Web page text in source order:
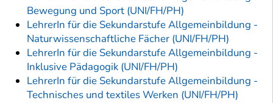
Bewegung und Sport (UNI/FH/PH)
LehrerIn für die Sekundarstufe Allgemeinbildung -
Naturwissenschaftliche Fächer (UNI/FH/PH)
LehrerIn für die Sekundarstufe Allgemeinbildung -
Inklusive Pädagogik (UNI/FH/PH)
LehrerIn für die Sekundarstufe Allgemeinbildung -
Technisches und textiles Werken (UNI/FH/PH)